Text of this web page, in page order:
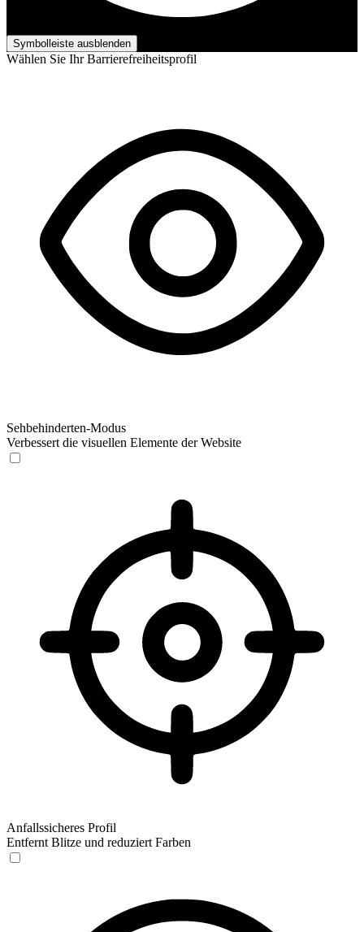
Symbolleiste ausblenden
Wählen Sie Ihr Barrierefreiheitsprofil
Sehbehinderten-Modus
Verbessert die visuellen Elemente der Website
Anfallssicheres Profil
Entfernt Blitze und reduziert Farben